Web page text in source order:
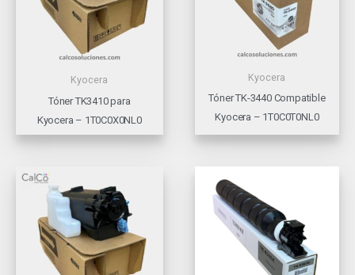
Kyocera
Tóner TK3410 para
Kyocera – 1T0C0X0NL0
Kyocera
Tóner TK-3440 Compatible
Kyocera – 1T0C0T0NL0